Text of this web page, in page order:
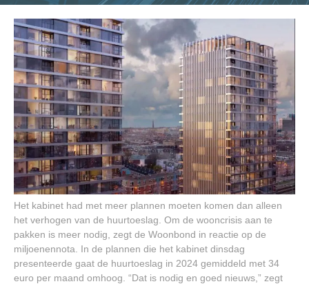
Het kabinet had met meer plannen moeten komen dan alleen
het verhogen van de huurtoeslag. Om de wooncrisis aan te
pakken is meer nodig, zegt de Woonbond in reactie op de
miljoenennota. In de plannen die het kabinet dinsdag
presenteerde gaat de huurtoeslag in 2024 gemiddeld met 34
euro per maand omhoog. “Dat is nodig en goed nieuws,” zegt